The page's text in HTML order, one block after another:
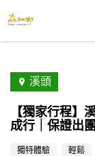
溪頭
【獨家行程】
成行｜保證出
獨特體驗 輕鬆